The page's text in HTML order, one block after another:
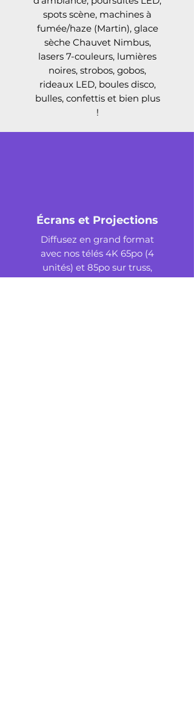
spots scène, machines à
fumée/haze (Martin), glace
sèche Chauvet Nimbus,
lasers 7-couleurs, lumières
noires, strobos, gobos,
rideaux LED, boules disco,
bulles, confettis et bien plus
!
Écrans et Projections
Diffusez en grand format
avec nos télés 4K 65po (4
unités) et 85po sur truss,
plus projecteurs et toiles